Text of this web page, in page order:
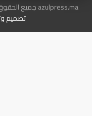
azulpress.ma جميع الحقوق محفوظة
تصميم